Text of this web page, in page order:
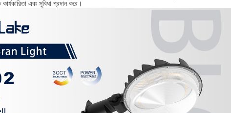
এবং সুবিধা প্রদান করে।